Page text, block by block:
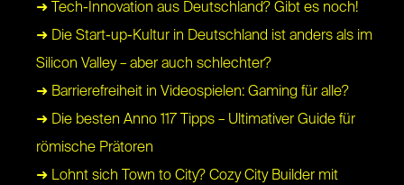
➜ Tech-Innovation aus Deutschland? Gibt es noch!
➜ Die Start-up-Kultur in Deutschland ist anders als im
Silicon Valley – aber auch schlechter?
➜ Barrierefreiheit in Videospielen: Gaming für alle?
➜ Die besten Anno 117 Tipps – Ultimativer Guide für
römische Prätoren
➜ Lohnt sich Town to City? Cozy City Builder mit